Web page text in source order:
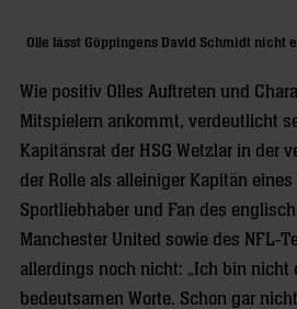
Olle lässt Göppingens David Schmidt nicht
Wie positiv Olles Auftreten und
Mitspielern ankommt, verdeutlicht
Kapitänsrat der HSG Wetzlar in der
der Rolle als alleiniger Kapitän
Sportliebhaber und Fan des
Manchester United sowie des NFL-
allerdings noch nicht: „Ich bin nicht
bedeutsamen Worte. Schon gar